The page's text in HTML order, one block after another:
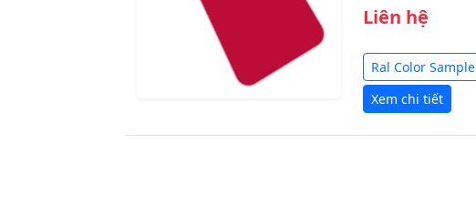
Liên hệ
Ral Color Sample
Xem chi tiết